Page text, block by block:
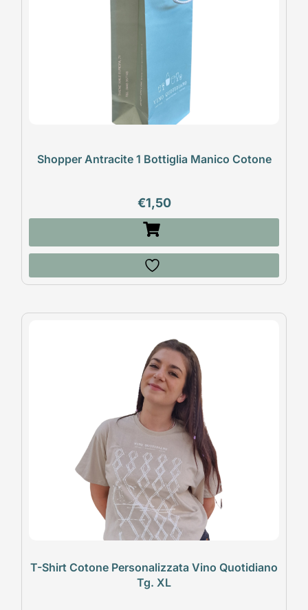
Shopper Antracite 1 Bottiglia Manico Cotone
€1,50
T-Shirt Cotone Personalizzata Vino Quotidiano
Tg. XL